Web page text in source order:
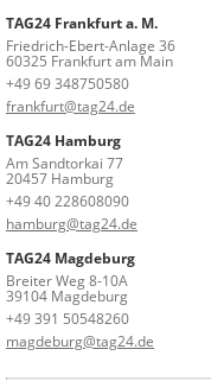
TAG24 Frankfurt a. M.
Friedrich-Ebert-Anlage 36
60325 Frankfurt am Main
+49 69 348750580
frankfurt@tag24.de
TAG24 Hamburg
Am Sandtorkai 77
20457 Hamburg
+49 40 228608090
hamburg@tag24.de
TAG24 Magdeburg
Breiter Weg 8-10A
39104 Magdeburg
+49 391 50548260
magdeburg@tag24.de